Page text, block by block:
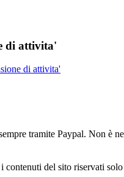
di attivita'
di attivita'
tramite Paypal. Non è
del sito riservati